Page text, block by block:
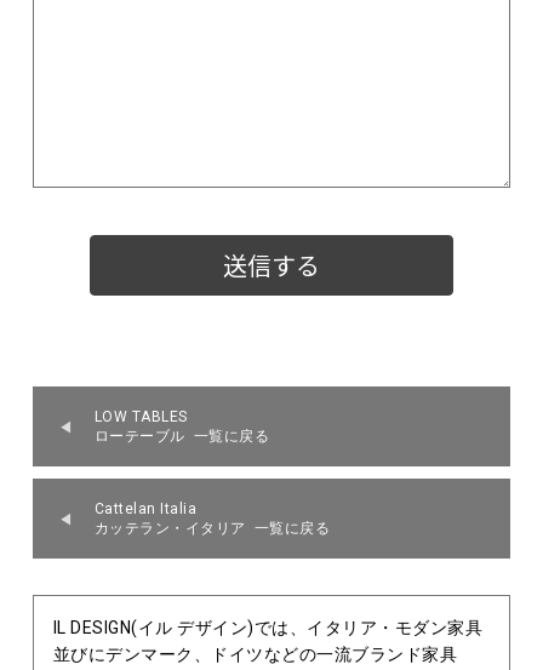
LOW TABLES
ローテーブル 一覧に戻る
Cattelan Italia
カッテラン・イタリア 一覧に戻る
IL DESIGN(イル デザイン)では、イタリア・モダン家具
並びにデンマーク、ドイツなどの一流ブランド家具